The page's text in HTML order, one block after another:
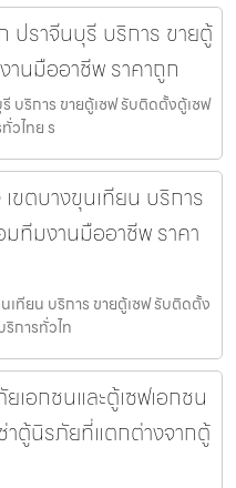
ปราจีนบุรี บริการ ขายตู้
นมืออาชีพ ราคาถูก
บริการ ขายตู้เซฟ รับติดตั้งตู้เซฟ
วไทย ร
ขตบางขุนเทียน บริการ
ทีมงานมืออาชีพ ราคา
เทียน บริการ ขายตู้เซฟ รับติดตั้ง
การทั่วไท
อกชนและตู้เซฟเอกชน
าตู้นิรภัยที่แตกต่างจากตู้